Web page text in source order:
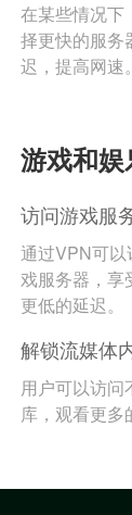
在某些情况下
择更快的服务
迟，提高网速。
游戏和娱
访问游戏服
通过VPN可
戏服务器，享
更低的延迟。
解锁流媒体
用户可以访问
库，观看更多